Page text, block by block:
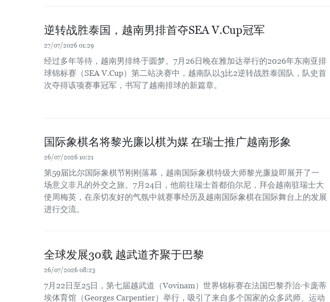
逆转战胜泰国，越南男排首夺SEA V.Cup冠军
27/07/2026 01:29
经过多年等待，越南男排终于圆梦。7月26日晚在雅加达举行的2026年东南亚排
球锦标赛（SEA V.Cup）第二站决赛中，越南队以3比2逆转战胜泰国队，队史首
次夺得该项赛事冠军，书写了越南排球的新篇章。
国际象棋名将黎光廉以棋为媒 在瑞士推广越南形象
26/07/2026 10:21
第59届比尔国际象棋节刚刚落幕，越南国际象棋特级大师黎光廉旋即展开了一
场意义非凡的外交之旅。7月24日，他前往瑞士首都伯尔尼，拜会越南驻瑞士大
使周梅英，在亲切友好的气氛中就赛事经历及越南国际象棋在国际舞台上的发展
进行交流。
全球发展30载 越武道齐聚于巴黎
26/07/2026 08:23
7月22日至25日，第七届越武道（Vovinam）世界锦标赛在法国巴黎乔治·卡庞蒂
埃体育馆（Georges Carpentier）举行，吸引了来自多个国家的众多武师、运动